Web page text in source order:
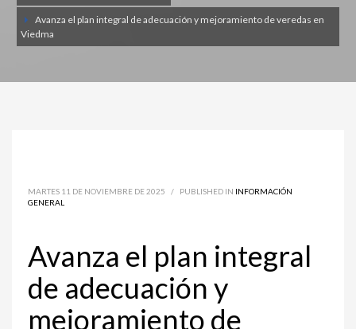
Avanza el plan integral de adecuación y mejoramiento de veredas en
Viedma
MARTES 11 DE NOVIEMBRE DE 2025 / PUBLISHED IN INFORMACIÓN
GENERAL
Avanza el plan integral
de adecuación y
mejoramiento de